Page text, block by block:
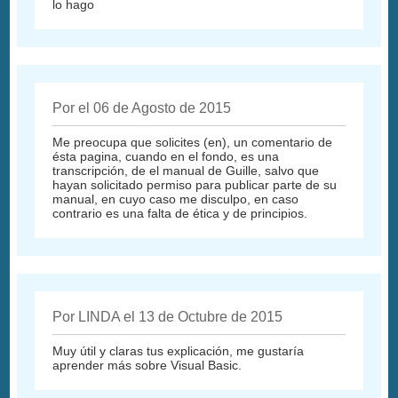
lo hago
Por el 06 de Agosto de 2015
Me preocupa que solicites (en), un comentario de
ésta pagina, cuando en el fondo, es una
transcripción, de el manual de Guille, salvo que
hayan solicitado permiso para publicar parte de su
manual, en cuyo caso me disculpo, en caso
contrario es una falta de ética y de principios.
Por LINDA el 13 de Octubre de 2015
Muy útil y claras tus explicación, me gustaría
aprender más sobre Visual Basic.